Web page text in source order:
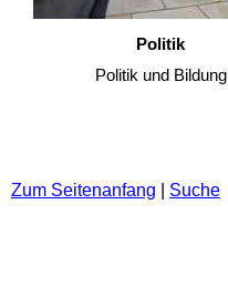
Politik
Politik und Bildung
Zum Seitenanfang Suche